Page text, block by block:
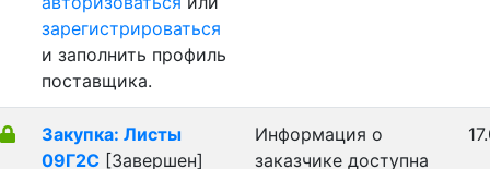
зарегистрироваться
и заполнить профиль
поставщика.
Закупка: Листы
09Г2С [Завершен]
Информация о
заказчике доступна